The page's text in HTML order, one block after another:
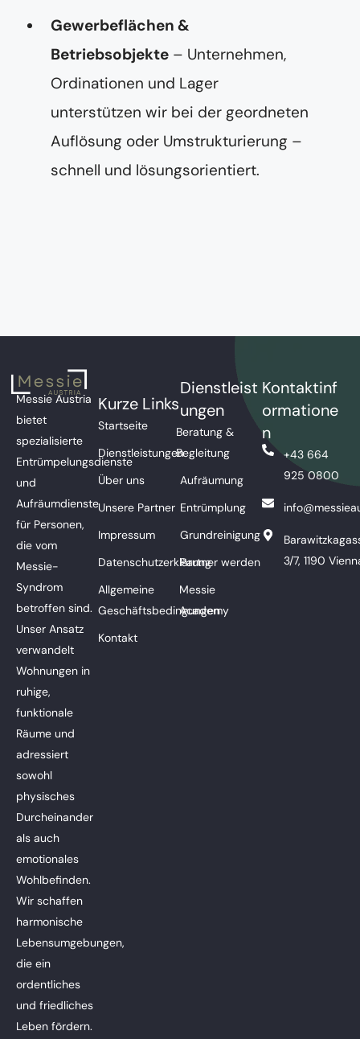
Gewerbeflächen &
Betriebsobjekte – Unternehmen,
Ordinationen und Lager
unterstützen wir bei der geordneten
Auflösung oder Umstrukturierung –
schnell und lösungsorientiert.
Messie Austria
bietet
spezialisierte
Entrümpelungsdienste
und
Aufräumdienste
für Personen,
die vom
Messie-
Syndrom
betroffen sind.
Unser Ansatz
verwandelt
Wohnungen in
ruhige,
funktionale
Räume und
adressiert
sowohl
physisches
Durcheinander
als auch
emotionales
Wohlbefinden.
Wir schaffen
harmonische
Lebensumgebungen,
die ein
ordentliches
und friedliches
Leben fördern.
Kurze Links
Startseite
Dienstleistungen
Über uns
Unsere Partner
Impressum
Datenschutzerklärung
Allgemeine
Geschäftsbedingungen
Kontakt
Dienstleist
ungen
Beratung &
Begleitung
Aufräumung
Entrümplung
Grundreinigung
Partner werden
Messie
Academy
Kontaktinf
ormatione
n
+43 664
925 0800
3/7, 1190